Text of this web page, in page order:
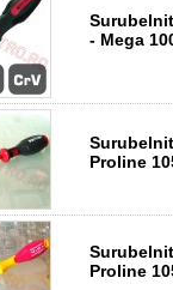
- Mega
Proline
Proline